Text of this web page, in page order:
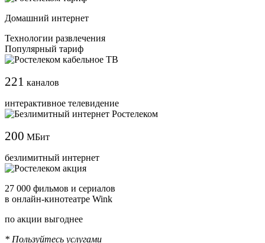
Домашний интернет
Технологии развлечения
Популярный тариф
221 каналов
интерактивное телевидение
200 МБит
безлимитный интернет
27 000 фильмов и сериалов
в онлайн-кинотеатре Wink
по акции выгоднее
* Пользуйтесь услугами